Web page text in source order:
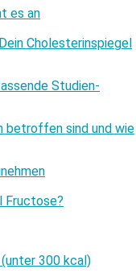
es an
Cholesterinspiegel
Studien-
betroffen sind und wie
Fructose?
300 kcal)